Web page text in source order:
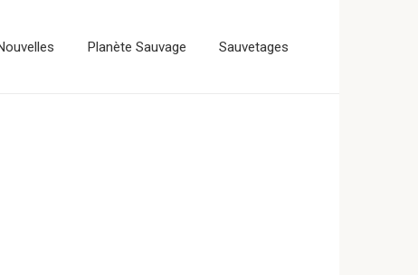
Planète Sauvage Sauvetages